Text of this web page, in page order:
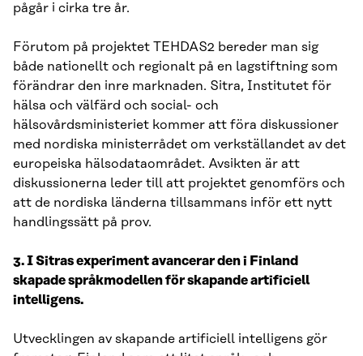
pågår i cirka tre år.
Förutom på projektet TEHDAS2 bereder man sig
både nationellt och regionalt på en lagstiftning som
förändrar den inre marknaden. Sitra, Institutet för
hälsa och välfärd och social- och
hälsovårdsministeriet kommer att föra diskussioner
med nordiska ministerrådet om verkställandet av det
europeiska hälsodataområdet. Avsikten är att
diskussionerna leder till att projektet genomförs och
att de nordiska länderna tillsammans inför ett nytt
handlingssätt på prov.
3. I Sitras experiment avancerar den i Finland
skapade språkmodellen för skapande artificiell
intelligens.
Utvecklingen av skapande artificiell intelligens gör